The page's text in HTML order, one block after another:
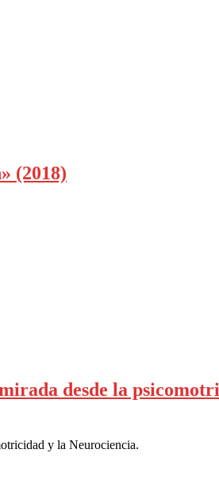
(2018)
desde la
y la Neurociencia.